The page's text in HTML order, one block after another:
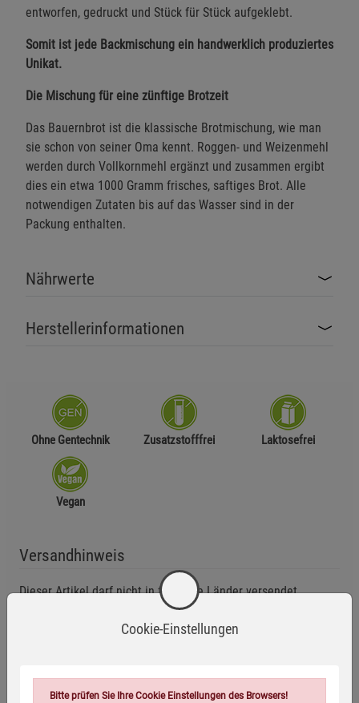
entworfen, gedruckt und Stück für Stück aufgeklebt.
Somit ist jede Backmischung ein handwerklich produziertes
Unikat.
Die Mischung für eine zünftige Brotzeit
Das Bauernbrot ist die klassische Brotmischung, wie man
sie schon von seiner Oma kennt. Roggen- und Weizenmehl
werden durch Vollkornmehl ergänzt und zusammen ergibt
dies ein etwa 1000 Gramm frisches, saftiges Brot. Alle
notwendigen Zutaten bis auf das Wasser sind in der
Packung enthalten.
Nährwerte
Herstellerinformationen
Ohne Gentechnik Zusatzstofffrei Laktosefrei
Vegan
Versandhinweis
Dieser Artikel darf nicht in folgende Länder versendet
ROGGENmehl T 1150, WEIZENmehl T 550,
Cookie-Einstellungen
Bitte prüfen Sie Ihre Cookie Einstellungen des Browsers!